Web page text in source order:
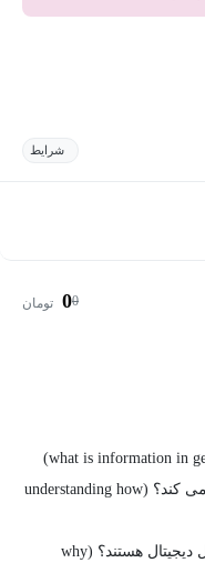
شرایط
0
0 تومان
کامپیوتر در عمیق ترین لایه چگونه عمل می کند؟ (understanding how
چرا ترانزیستورها مهمترین قسمت وسایل دیجیتال هستند؟ (why